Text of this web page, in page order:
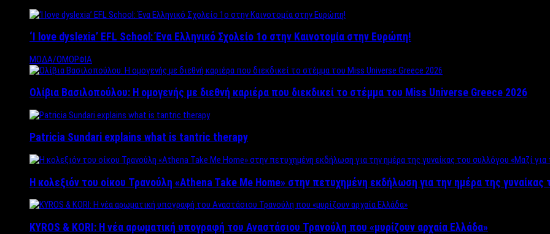
‘Ι love dyslexia’ EFL School: Ένα Ελληνικό Σχολείo 1ο στην Καινοτομία στην Ευρώπη!
ΜΟΔΑ/ΟΜΟΡΦΙΑ
Ολίβια Βασιλοπούλου: Η ομογενής με διεθνή καριέρα που διεκδικεί το στέμμα του Miss Universe Greece 2026
Patricia Sundari explains what is tantric therapy
Η κολεξιόν του οίκου Τρανούλη «Athena Take Me Home» στην πετυχημένη εκδήλωση για την ημέρα της γυναίκας
KYROS & KORI: Η νέα αρωματική υπογραφή του Αναστάσιου Τρανούλη που «μυρίζουν αρχαία Ελλάδα»